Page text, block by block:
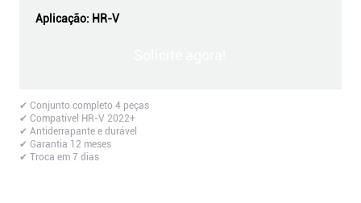
Aplicação: HR-V
✔ Conjunto completo 4 peças
✔ Compatível HR-V 2022+
✔ Antiderrapante e durável
✔ Garantia 12 meses
✔ Troca em 7 dias